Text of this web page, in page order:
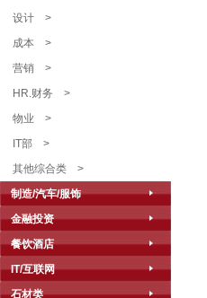
设计 >
成本 >
营销 >
HR.财务 >
物业 >
IT部 >
其他综合类 >
制造/汽车/服饰
金融投资
餐饮酒店
IT/互联网
石材类